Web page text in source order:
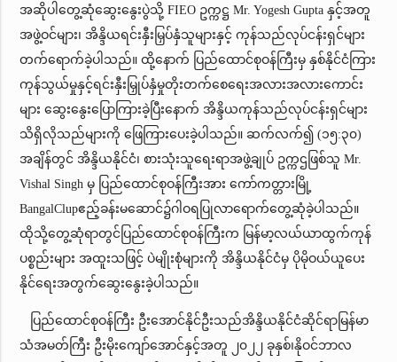
အဆိုပါတွေ့ဆုံဆွေးနွေးပွဲသို့ FIEO ဥက္ကဋ္ဌ Mr. Yogesh Gupta နှင့်အတူ
အဖွဲ့ဝင်များ၊ အိန္ဒိယရင်းနှီးမြှပ်နှံသူများနှင့် ကုန်သည်လုပ်ငန်းရှင်များ
တက်ရောက်ခဲ့ပါသည်။ ထို့နောက် ပြည်ထောင်စုဝန်ကြီးမှ နှစ်နိုင်ငံကြား
ကုန်သွယ်မှုနှင့်ရင်းနှီးမြှုပ်နှံမှုတိုးတက်စေရေးအလားအလားကောင်း
များ ဆွေးနွေးပြောကြားခဲ့ပြီးနောက် အိန္ဒိယကုန်သည်လုပ်ငန်းရှင်များ
သိရှိလိုသည်များကို ဖြေကြားပေးခဲ့ပါသည်။ ဆက်လက်၍ (၁၅:၃၀)
အချိန်တွင် အိန္ဒိယနိုင်ငံ၊ စားသုံးသူရေးရာအဖွဲ့ချုပ် ဥက္ကဌဖြစ်သူ Mr.
Vishal Singh မှ ပြည်ထောင်စုဝန်ကြီးအား ကော်ကတ္တားမြို့
BangalClupဧည့်ခန်းမဆောင်၌ဂါဝရပြုလာရောက်တွေ့ဆုံခဲ့ပါသည်။
ထိုသို့တွေ့ဆုံရာတွင်ပြည်ထောင်စုဝန်ကြီးက မြန်မာ့လယ်ယာထွက်ကုန်
ပစ္စည်းများ အထူးသဖြင့် ပဲမျိုးစုံများကို အိန္ဒိယနိုင်ငံမှ ပိုမိုဝယ်ယူပေး
နိုင်ရေးအတွက်ဆွေးနွေးခဲ့ပါသည်။
ပြည်ထောင်စုဝန်ကြီး ဦးအောင်နိုင်ဦးသည်အိန္ဒိယနိုင်ငံဆိုင်ရာမြန်မာ
သံအမတ်ကြီး ဦးမိုးကျော်အောင်နှင့်အတူ ၂၀၂၂ ခုနှစ်၊နိုဝင်ဘာလ